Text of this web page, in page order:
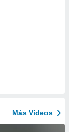
Más Vídeos